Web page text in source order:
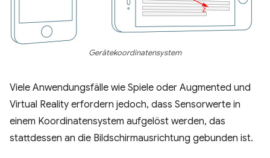
Gerätekoordinatensystem
Viele Anwendungsfälle wie Spiele oder Augmented und
Virtual Reality erfordern jedoch, dass Sensorwerte in
einem Koordinatensystem aufgelöst werden, das
stattdessen an die Bildschirmausrichtung gebunden ist.